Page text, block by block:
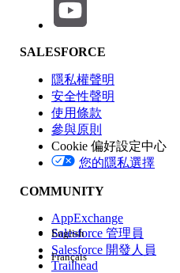
功能影響
版本
經驗
SALESFORCE
隱私權聲明
安全性聲明
使用條款
參與原則
Cookie 偏好設定中心
您的隱私選擇
COMMUNITY
AppExchange
Salesforce 管理員
Salesforce 開發人員
Trailhead
English
Français